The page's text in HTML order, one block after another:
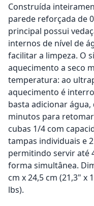
Construída
parede reforçada de
principal possui
internos de nível de
facilitar a limpeza. O
aquecimento a seco
temperatura: ao
aquecimento é
basta adicionar
minutos para
cubas 1/4 com
tampas individuais e
permitindo servir até
forma simultânea.
cm x 24,5 cm (21,3" x
lbs).